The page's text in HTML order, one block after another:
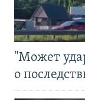
"Может
о